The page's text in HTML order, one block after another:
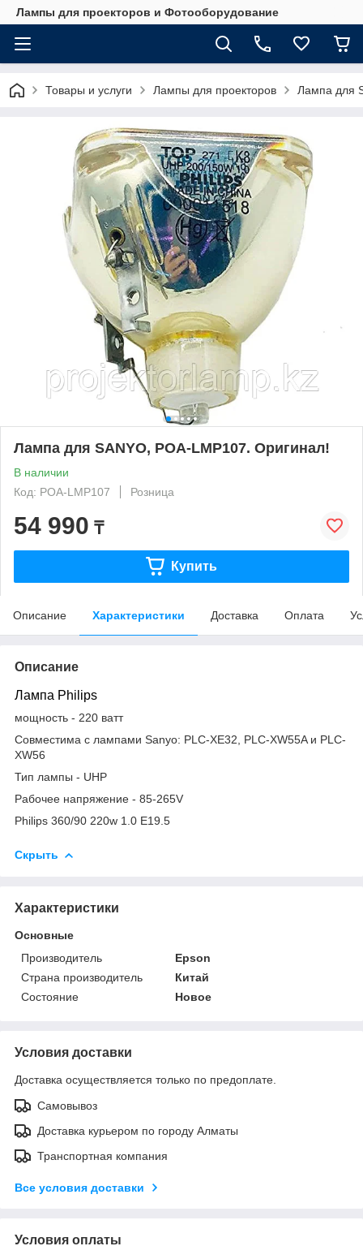
Лампы для проекторов и Фотооборудование
Товары и услуги Лампы для проекторов Лампа для
Лампа для SANYO, POA-LMP107. Оригинал!
В наличии
Код: POA-LMP107
Розница
54 990 ₸
Купить
Описание Характеристики Доставка Оплата
Описание
Лампа Philips
мощность - 220 ватт
Совместима с лампами Sanyo: PLC-XE32, PLC-XW55A и PLC-
XW56
Тип лампы - UHP
Рабочее напряжение - 85-265V
Philips 360/90 220w 1.0 E19.5
Скрыть
Характеристики
Основные
Производитель
Epson
Страна производитель
Китай
Состояние
Новое
Условия доставки
Доставка осуществляется только по предоплате.
Самовывоз
Доставка курьером по городу Алматы
Транспортная компания
Все условия доставки
Условия оплаты